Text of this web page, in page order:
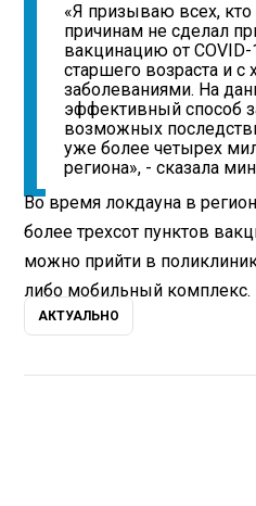
«Я призываю всех,
причинам не сделал
вакцинацию от
старшего возраста и с
заболеваниями. На
эффективный способ
возможных
уже более четырех
региона», - сказала
Во время локдауна в
более трехсот пунктов
можно прийти в
либо мобильный комплекс.
АКТУАЛЬНО